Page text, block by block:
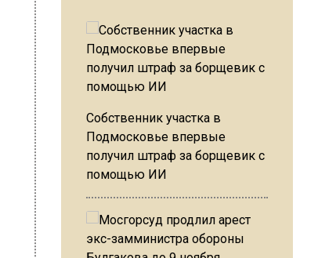
Собственник участка в
Подмосковье впервые
получил штраф за борщевик с
помощью ИИ